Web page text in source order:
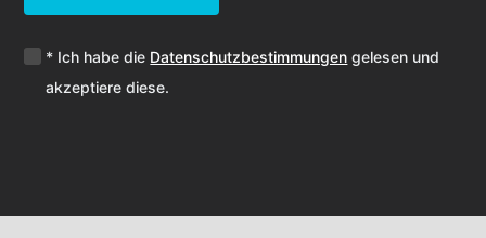
* Ich habe die Datenschutzbestimmungen gelesen und
akzeptiere diese.